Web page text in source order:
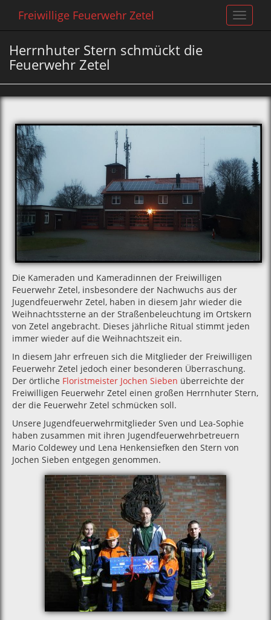
Toggle
Freiwillige Feuerwehr Zetel
Herrnhuter Stern schmückt die
Feuerwehr Zetel
Die Kameraden und Kameradinnen der Freiwilligen
Feuerwehr Zetel, insbesondere der Nachwuchs aus der
Jugendfeuerwehr Zetel, haben in diesem Jahr wieder die
Weihnachtssterne an der Straßenbeleuchtung im Ortskern
von Zetel angebracht. Dieses jährliche Ritual stimmt jeden
immer wieder auf die Weihnachtszeit ein.
In diesem Jahr erfreuen sich die Mitglieder der Freiwilligen
Feuerwehr Zetel jedoch einer besonderen Überraschung.
Der örtliche Floristmeister Jochen Sieben überreichte der
Freiwilligen Feuerwehr Zetel einen großen Herrnhuter Stern,
der die Feuerwehr Zetel schmücken soll.
Unsere Jugendfeuerwehrmitglieder Sven und Lea-Sophie
haben zusammen mit ihren Jugendfeuerwehrbetreuern
Mario Coldewey und Lena Henkensiefken den Stern von
Jochen Sieben entgegen genommen.